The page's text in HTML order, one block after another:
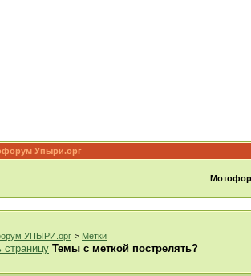
Упыри.орг
УПЫРИ.орг > Метки
Темы с меткой пострелять?